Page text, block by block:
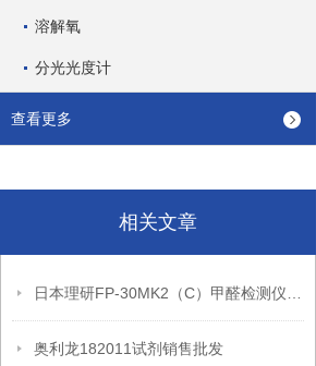
溶解氧
分光光度计
查看更多
相关文章
奥利龙182011试剂销售批发